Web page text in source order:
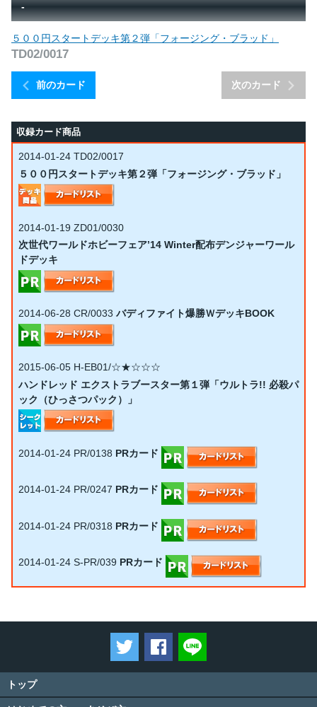
-
前のカード
５００円スタートデッキ第２弾「フォージング・ブラッド」
TD02/0017
次のカード
収録カード商品
2014-01-24 TD02/0017
５００円スタートデッキ第２弾「フォージング・ブラッド」
2014-01-19 ZD01/0030
次世代ワールドホビーフェア’14 Winter配布デンジャーワール
ドデッキ
2014-06-28 CR/0033 バディファイト爆勝ＷデッキBOOK
2015-06-05 H-EB01/☆★☆☆☆
ハンドレッド エクストラブースター第１弾「ウルトラ!! 必殺パ
ック（ひっさつパック）」
2014-01-24 PR/0138 PRカード
2014-01-24 PR/0247 PRカード
2014-01-24 PR/0318 PRカード
2014-01-24 S-PR/039 PRカード
ツイートするFacebookでシェアする
トップ